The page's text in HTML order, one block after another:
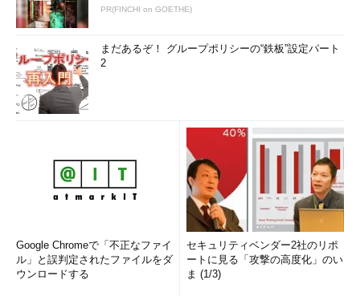
PR(FINCHI on GOETHE)
まだあるぞ！ グループポリシーの“鉄板”設定パート
2
Google Chromeで「不正なファイ
ル」と誤判定されたファイルをダ
ウンロードする
セキュリティベンダー2社のリポ
ートに見る「攻撃の高度化」のい
ま (1/3)